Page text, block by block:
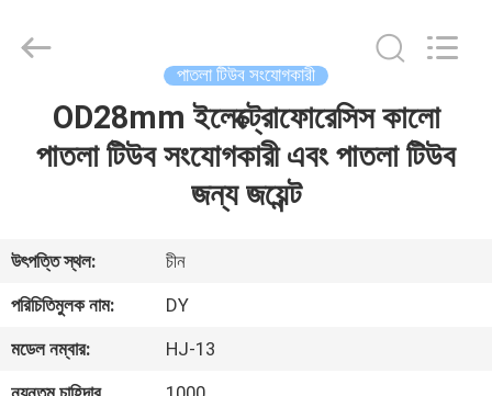
আমাদের
সম্পর্কে
কারখানা
পাতলা টিউব সংযোগকারী
OD28mm ইলেক্ট্রোফোরেসিস কালো
পাতলা টিউব সংযোগকারী এবং পাতলা টিউব
জন্য জয়েন্ট
উৎপত্তি স্থল:
চীন
পরিচিতিমুলক নাম:
DY
মডেল নম্বার:
HJ-13